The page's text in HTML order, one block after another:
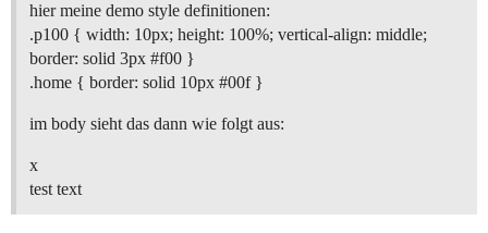
hier meine demo style definitionen:
.p100 { width: 10px; height: 100%; vertical-align: middle;
border: solid 3px #f00 }
.home { border: solid 10px #00f}
im body sieht das dann wie folgt aus:
x
test text